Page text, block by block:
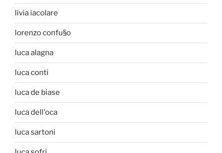
livia iacolare
lorenzo confu§o
luca alagna
luca conti
luca de biase
luca dell'oca
luca sartoni